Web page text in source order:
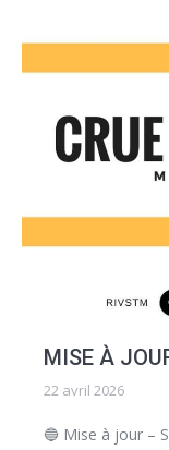
MISE À
22 avril 2026
🔵 Mise à jour –